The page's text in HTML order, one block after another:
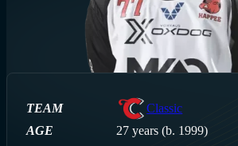
TEAM
Classic
AGE
27 years (b. 1999)